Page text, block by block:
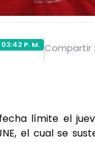
03:42 P. M. Compartir :
límite el
el cual se